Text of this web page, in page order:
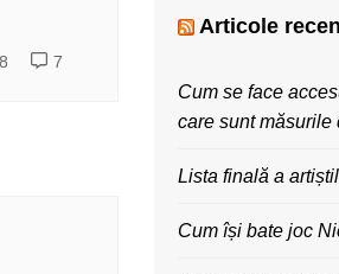
7
Articole
Cum se face
care sunt măsurile
Lista finală a
Cum își bate joc